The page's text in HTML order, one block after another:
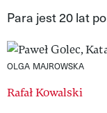
Styl życia
Kultura
Wideo
Nasze akcje
Para jest 20 lat
OLGA MAJROWSKA
Rafał Kowalski